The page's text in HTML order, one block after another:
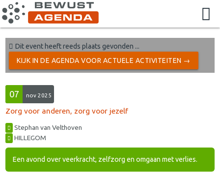
Dit event heeft reeds plaats gevonden ...
KIJK IN DE AGENDA VOOR ACTUELE ACTIVITEITEN →
07 nov 2025
Zorg voor anderen, zorg voor jezelf
Stephan van Velthoven
HILLEGOM
Een avond over veerkracht, zelfzorg en omgaan met verlies.